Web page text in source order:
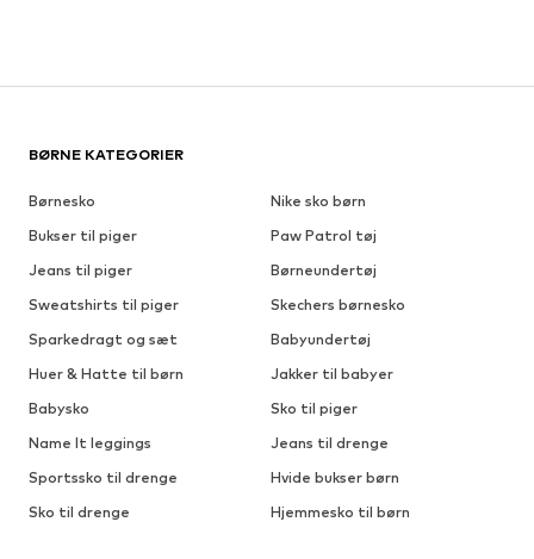
BØRNE KATEGORIER
Børnesko
Nike sko børn
Bukser til piger
Paw Patrol tøj
Jeans til piger
Børneundertøj
Sweatshirts til piger
Skechers børnesko
Sparkedragt og sæt
Babyundertøj
Huer & Hatte til børn
Jakker til babyer
Babysko
Sko til piger
Name It leggings
Jeans til drenge
Sportssko til drenge
Hvide bukser børn
Sko til drenge
Hjemmesko til børn